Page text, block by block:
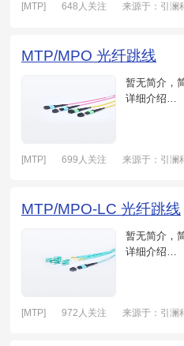
[MTP] 648人关注 来源于：引澜
MTP/MPO 光纤跳线
暂无简介，
详细介绍…
[MTP] 699人关注 来源于：引澜
MTP/MPO-LC 光纤跳线
暂无简介，
详细介绍…
[MTP] 972人关注 来源于：引澜